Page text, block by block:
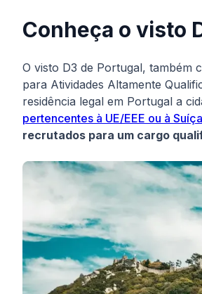
Conheça o visto
O visto D3 de Portugal, também
para Atividades Altamente
residência legal em Portugal a
pertencentes à UE/EEE ou à Suíça
recrutados para um cargo